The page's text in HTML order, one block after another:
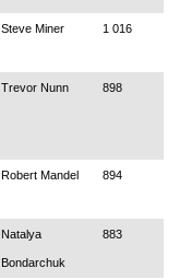
Steve Miner 1 016
Trevor Nunn 898
Robert Mandel 894
Natalya
Bondarchuk
883